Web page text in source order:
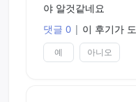
야 알것같네요
댓글 0 | 이 후기가
예 아니오